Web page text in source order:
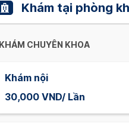
Khám tại phòng
KHÁM CHUYÊN KHOA
Khám nội
30,000 VND/ Lần